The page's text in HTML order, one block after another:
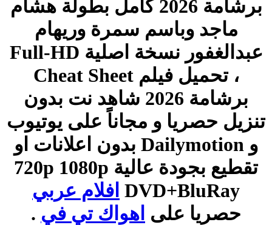
برشامة 2026 كامل بطولة هشام
ماجد وباسم سمرة وريهام
عبدالغفور نسخة اصلية Full-HD
، تحميل فيلم Cheat Sheet
برشامة 2026 شاهد نت بدون
تنزيل حصريا و مجاناً على يوتيوب
و Dailymotion بدون اعلانات او
تقطيع بجودة عالية 720p 1080p
DVD+BluRay افلام عربي
حصريا على اهواك تي في .